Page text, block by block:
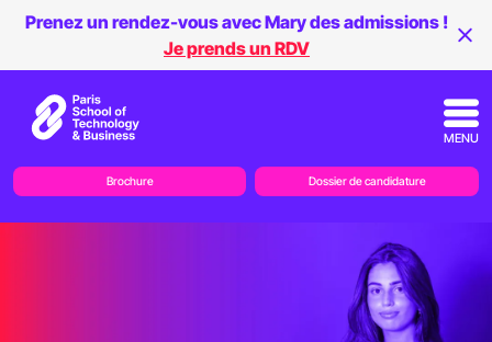
Prenez un rendez-vous avec Mary des admissions !
Je prends un RDV
MENU
Brochure Dossier de candidature